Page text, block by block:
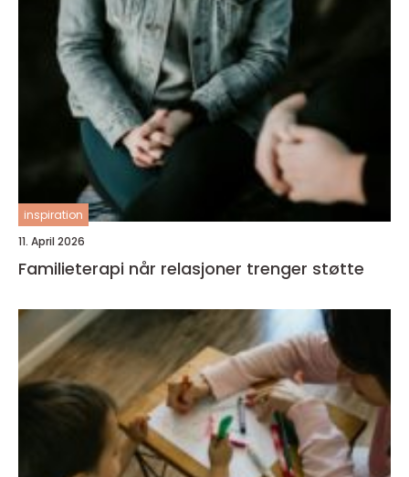
inspiration
11. April 2026
Familieterapi når relasjoner trenger støtte